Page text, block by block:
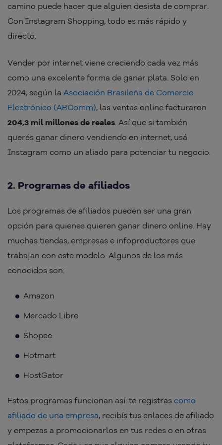
camino puede hacer que alguien desista de comprar.
Con Instagram Shopping, todo es más rápido y
directo.
Vender por internet viene creciendo cada vez más
como una excelente forma de ganar plata. Solo en
2024, según la Asociación Brasileña de Comercio
Electrónico (ABComm), las ventas online facturaron
204,3 mil millones de reales. Así que si también
querés ganar dinero vendiendo en internet, usá
Instagram como un aliado para potenciar tu negocio.
2. Programas de afiliados
Los programas de afiliados pueden ser una gran
opción para quienes quieren ganar dinero online. Hay
muchas tiendas, empresas e infoproductores que
trabajan con este modelo. Algunos de los más
conocidos son:
Amazon
Mercado Libre
Shopee
Hotmart
HostGator
Estos programas funcionan así: te registras como
afiliado de una empresa, recibís tus enlaces de afiliado
y empezas a promocionarlos en tus redes o en otras